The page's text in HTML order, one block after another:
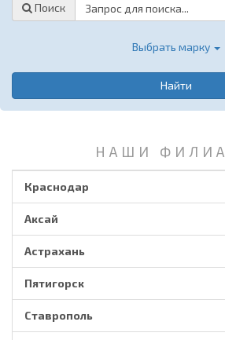
Поиск
Выбрать марку
Найти
НАШИ
Краснодар
Аксай
Астрахань
Пятигорск
Ставрополь